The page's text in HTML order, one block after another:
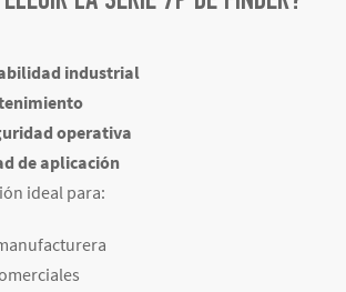
industrial
operativa
de aplicación
ideal para: